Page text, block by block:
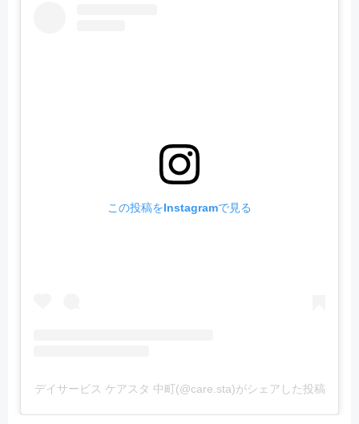
この投稿をInstagramで見る
デイサービス ケアスタ 中町(@care.sta)がシェアした投稿